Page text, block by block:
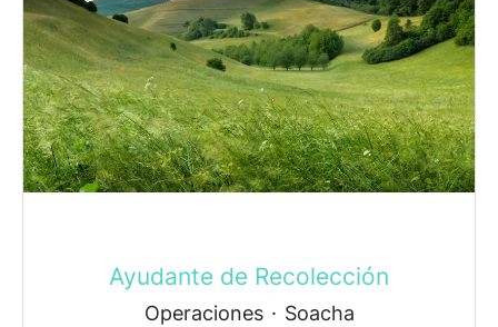
Ayudante de Recolección
Operaciones · Soacha